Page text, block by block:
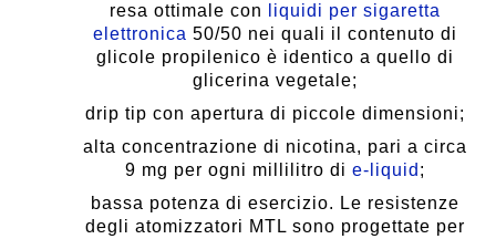
resa ottimale con
liquidi per sigaretta
elettronica 50/50 nei quali il contenuto di
glicole propilenico è identico a quello di
glicerina vegetale;
drip tip con apertura di piccole dimensioni;
alta concentrazione di nicotina, pari a circa
9 mg per ogni millilitro di e-liquid ;
bassa potenza di esercizio. Le resistenze
degli atomizzatori MTL sono progettate per